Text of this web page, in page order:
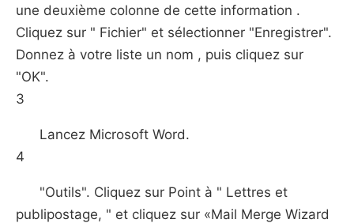
une deuxième colonne de cette information .
Cliquez sur " Fichier" et sélectionner "Enregistrer".
Donnez à votre liste un nom , puis cliquez sur
"OK".
3
Lancez Microsoft Word.
4
"Outils". Cliquez sur Point à " Lettres et
publipostage, " et cliquez sur «Mail Merge Wizard